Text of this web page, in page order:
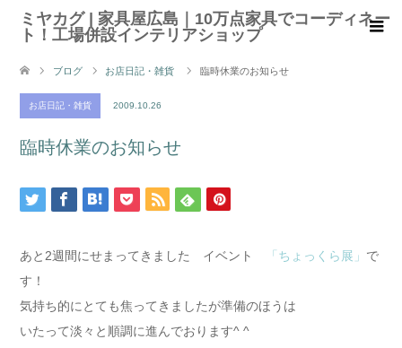
ミヤカグ | 家具屋広島｜10万点家具でコーディネー
ト！工場併設インテリアショップ
ブログ お店日記・雑貨 臨時休業のお知らせ
お店日記・雑貨 2009.10.26
臨時休業のお知らせ
あと2週間にせまってきました イベント 「ちょっくら展」 で
す！
気持ち的にとても焦ってきましたが準備のほうは
いたって淡々と順調に進んでおります^ ^